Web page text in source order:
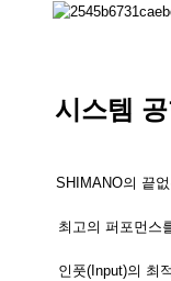
시스템
SHIMANO의 끝
최고의 퍼포먼스
인풋(Input)의 최